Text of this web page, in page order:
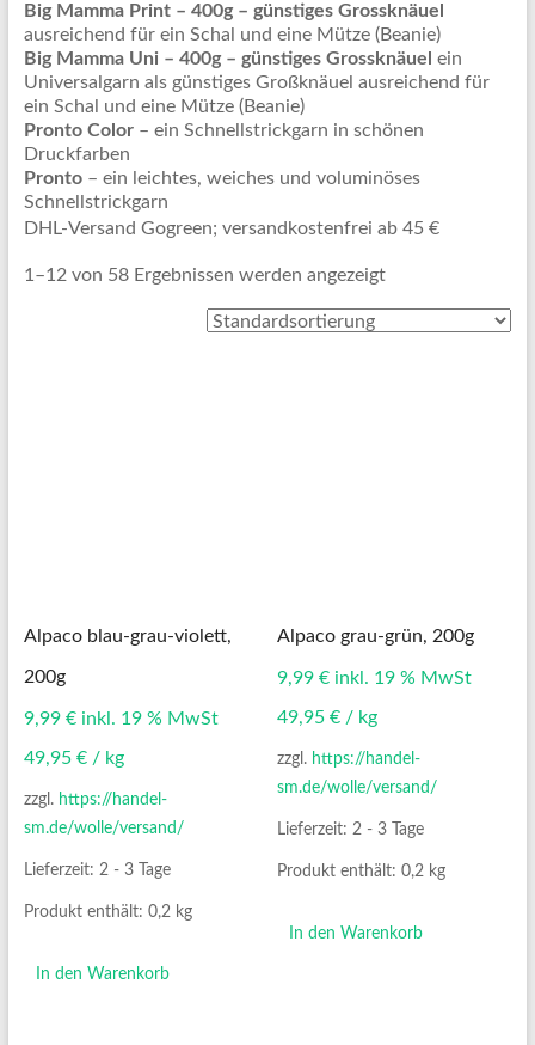
Big Mamma Print – 400g – günstiges Grossknäuel
ausreichend für ein Schal und eine Mütze (Beanie)
Big Mamma Uni – 400g – günstiges Grossknäuel ein
Universalgarn als günstiges Großknäuel ausreichend für
ein Schal und eine Mütze (Beanie)
Pronto Color– ein Schnellstrickgarn in schönen
Druckfarben
Pronto– ein leichtes, weiches und voluminöses
Schnellstrickgarn
DHL-Versand Gogreen; versandkostenfrei ab 45 €
1–12 von 58 Ergebnissen werden angezeigt
Alpaco blau-grau-violett,
200g
9,99 € inkl. 19 % MwSt
49,95 €/ kg
zzgl. https://handel-
sm.de/wolle/versand/
Lieferzeit: 2 - 3 Tage
Produkt enthält: 0,2 kg
In den Warenkorb
Alpaco grau-grün, 200g
9,99€ inkl. 19 % MwSt
49,95€ / kg
zzgl. https://handel-
sm.de/wolle/versand/
Lieferzeit:2 - 3 Tage
Produkt enthält: 0,2 kg
In den Warenkorb